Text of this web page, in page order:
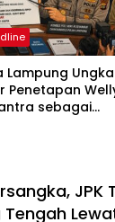
Lampung
Penetapan
sebagai
Tengah